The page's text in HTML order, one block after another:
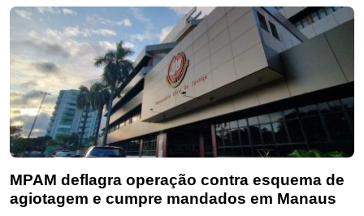
MPAM deflagra operação contra esquema de
agiotagem e cumpre mandados em Manaus